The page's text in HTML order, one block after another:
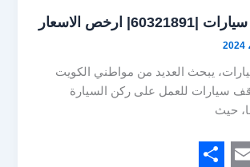
ارخص الاسعار
يبحث العديد من مواطني الكويت
سيارات للعمل على ركن السيارة
حيث